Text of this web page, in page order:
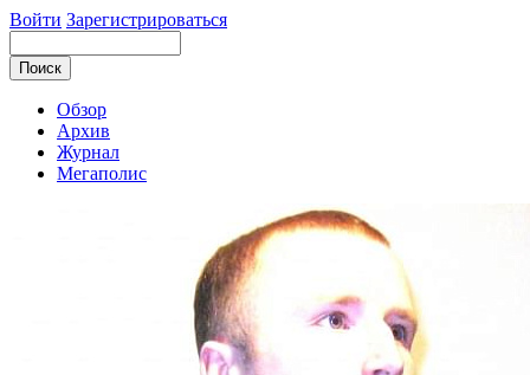
Войти Зарегистрироваться
Обзор
Архив
Журнал
Мегаполис